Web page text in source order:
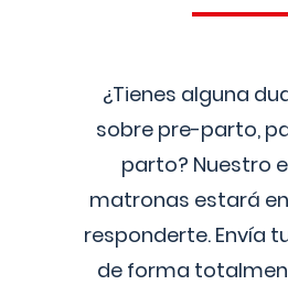
¿Tienes alguna
sobre pre-parto,
parto? Nuestro
matronas estará
responderte. Envía
de forma